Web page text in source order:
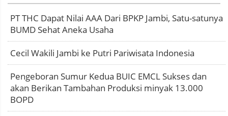
PT THC Dapat Nilai AAA Dari BPKP Jambi, Satu-satunya
BUMD Sehat Aneka Usaha
Cecil Wakili Jambi ke Putri Pariwisata Indonesia
Pengeboran Sumur Kedua BUIC EMCL Sukses dan
akan Berikan Tambahan Produksi minyak 13.000
BOPD